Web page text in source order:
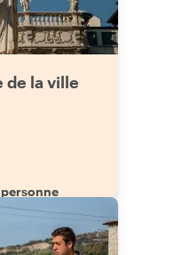
de la ville